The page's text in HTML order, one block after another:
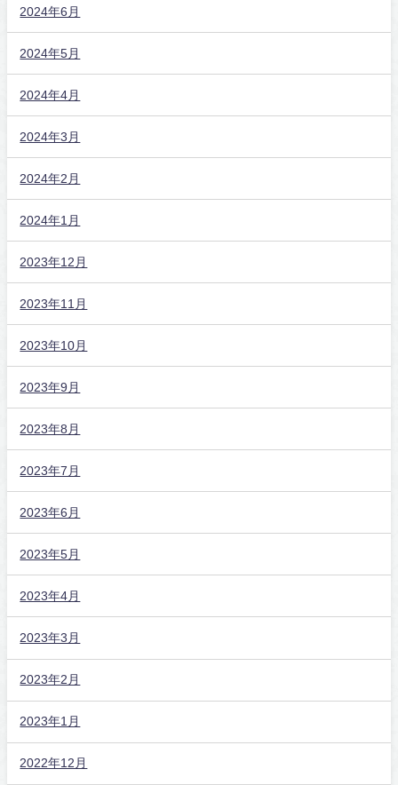
2024年6月
2024年5月
2024年4月
2024年3月
2024年2月
2024年1月
2023年12月
2023年11月
2023年10月
2023年9月
2023年8月
2023年7月
2023年6月
2023年5月
2023年4月
2023年3月
2023年2月
2023年1月
2022年12月